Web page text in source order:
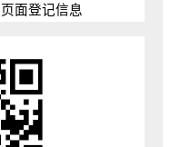
面登记信息